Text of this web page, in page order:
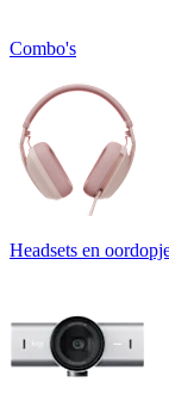
Combo's
Headsets en